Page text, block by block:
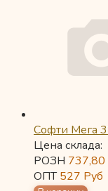
Софти Мега
Цена склада:
РОЗН 737,80
ОПТ527 Руб